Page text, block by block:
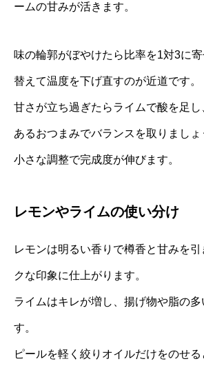
ームの甘みが活きます。
味の輪郭がぼやけたら比率を1対3に
替えて温度を下げ直すのが近道です。
甘さが立ち過ぎたらライムで酸を足
あるおつまみでバランスを取りましょ
小さな調整で完成度が伸びます。
レモンやライムの使い分け
レモンは明るい香りで樽香と甘みを
クな印象に仕上がります。
ライムはキレが増し、揚げ物や脂の
す。
ピールを軽く絞りオイルだけをのせる